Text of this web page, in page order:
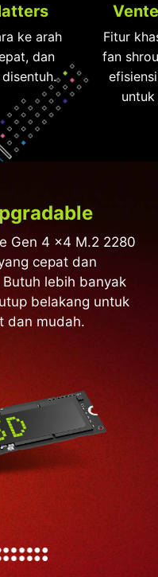
ke arah
dan
Fitur
fan
Gen 4 x4 M.2 2280
cepat dan
lebih banyak
belakang untuk
dan mudah.
Built In
dalam konfigurasi
muat yang lebih
lebih lancar —
yang hemat